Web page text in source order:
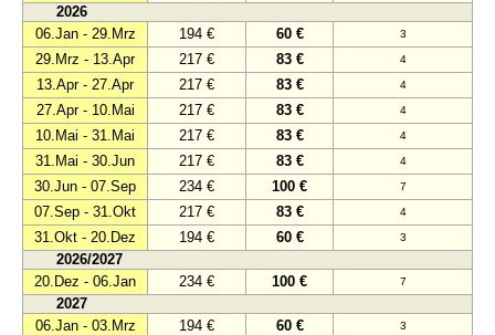
2026
06.Jan - 29.Mrz
194 € 60 € 3
29.Mrz - 13.Apr 217 € 83 € 4
13.Apr - 27.Apr 217 € 83 € 4
27.Apr - 10.Mai 217 € 83 € 4
10.Mai - 31.Mai 217 € 83 € 4
31.Mai - 30.Jun 217 € 83 € 4
30.Jun - 07.Sep 234 € 100 € 7
07.Sep - 31.Okt 217 € 83 € 4
31.Okt - 20.Dez 194 € 60 € 3
2026/2027
20.Dez - 06.Jan
234 € 100 € 7
2027
06.Jan - 03.Mrz
194 € 60 € 3